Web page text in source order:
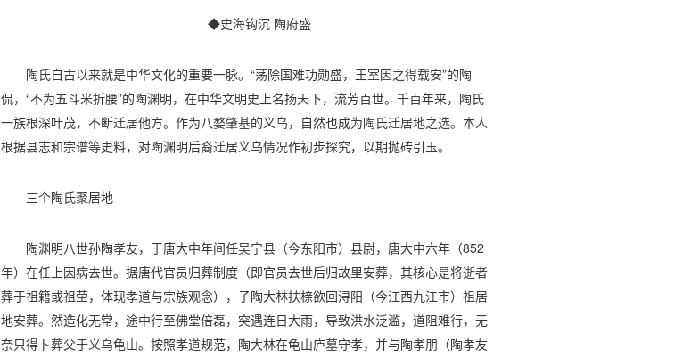
◆史海钩沉 陶府盛
陶氏自古以来就是中华文化的重要一脉。“荡除国难功勋盛，王室因之得载安”的陶
侃，“不为五斗米折腰”的陶渊明，在中华文明史上名扬天下，流芳百世。千百年来，陶氏
一族根深叶茂，不断迁居他方。作为八婺肇基的义乌，自然也成为陶氏迁居地之选。本人
根据县志和宗谱等史料，对陶渊明后裔迁居义乌情况作初步探究，以期抛砖引玉。
三个陶氏聚居地
陶渊明八世孙陶孝友，于唐大中年间任吴宁县（今东阳市）县尉，唐大中六年（852
年）在任上因病去世。据唐代官员归葬制度（即官员去世后归故里安葬，其核心是将逝者
葬于祖籍或祖茔，体现孝道与宗族观念），子陶大林扶榇欲回浔阳（今江西九江市）祖居
地安葬。然造化无常，途中行至佛堂倍磊，突遇连日大雨，导致洪水泛滥，道阻难行，无
奈只得卜葬父于义乌龟山。按照孝道规范，陶大林在龟山庐墓守孝，并与陶孝朋（陶孝友